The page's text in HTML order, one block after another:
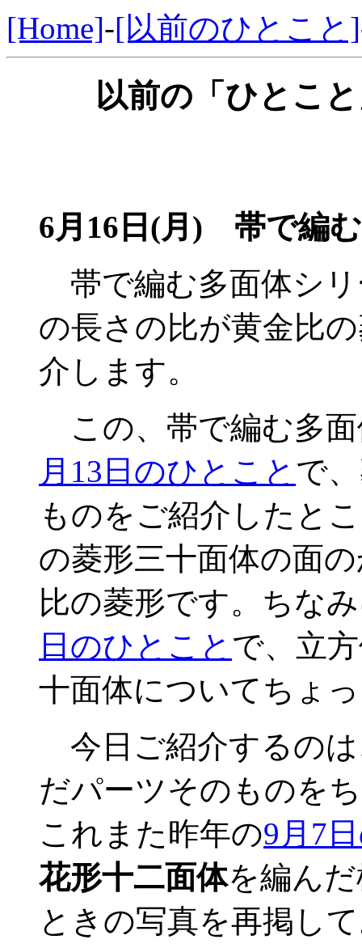
[Home]-[以前のひとこと]
以前の「ひとこ
6月16日(月) 帯で編
帯で編む多面体シ
の長さの比が黄金比
介します。
この、帯で編む多
月13日のひとこと で
ものをご紹介したと
の菱形三十面体の面
比の菱形です。ちな
日のひとこと で、立
十面体についてちょ
今日ご紹介するの
だパーツそのものを
これまた昨年の9月7
花形十二面体を編ん
ときの写真を再掲し